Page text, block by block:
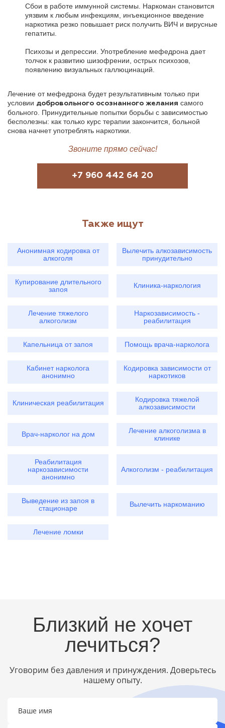
Сбои в работе иммунной системы. Наркоман становится
уязвим к любым инфекциям, инъекционное введение
наркотика резко повышает риск получить ВИЧ и вирусные
гепатиты.
Психозы и депрессии. Употребление мефедрона дает
толчок к развитию шизофрении, острых психозов,
появлению визуальных галлюцинаций.
Лечение от мефедрона будет результативным только при
условии добровольного осознанного желания самого
больного. Принудительные попытки борьбы с зависимостью
бесполезны: как только курс терапии закончится, больной
снова начнет употреблять наркотики.
+7 960 442 64 20
Звоните прямо сейчас!
Также ищут
Анонимная кодировка от
алкоголя
Вылечить алкозависимость
принудительно
Купирование длительного
запоя
Клиника-наркология
Лечение тяжелого
алкоголизм
Наркозависимость -
реабилитация
Капельница от запоя Помощь врача-нарколога
Кабинет нарколога
анонимно
Кодировка зависимости от
наркотиков
Клиническая реабилитация
Кодировка тяжелой
алкозависимости
Врач-нарколог на дом
Лечение алкоголизма в
клинике
Реабилитация
наркозависимости
анонимно
Алкоголизм - реабилитация
Выведение из запоя в
стационаре
Вылечить наркоманию
Лечение ломки
Близкий не хочет
лечиться?
Уговорим без давления и принуждения. Доверьтесь
нашему опыту.